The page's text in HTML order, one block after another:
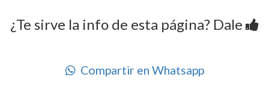
¿Te sirve la info de esta página? Dale
Compartir en Whatsapp